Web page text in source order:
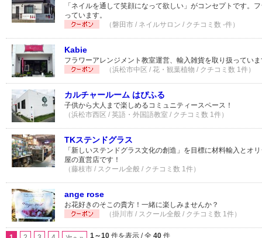
「ネイルを通して笑顔になって欲しい」がコンセプトです。
っています。
（磐田市 / ネイルサロン / クチコミ数 -件）
Kabie
フラワーアレンジメント教室運営、輸入雑貨を取り扱ってい
（浜松市中区 / 花・観葉植物 / クチコミ数 1件）
カルチャールーム はぴふる
子供から大人まで楽しめるコミュニティースペース！
（浜松市西区 / 英語・外国語教室 / クチコミ数 1件）
TKステンドグラス
「新しいステンドグラス文化の創造」を目標に材料輸入とオ
屋の直営店です！
（藤枝市 / スクール全般 / クチコミ数 1件）
ange rose
お花好きのそこの貴方！一緒に楽しみませんか？
（掛川市 / スクール全般 / クチコミ数 1件）
1～10 件を表示 / 全 40 件